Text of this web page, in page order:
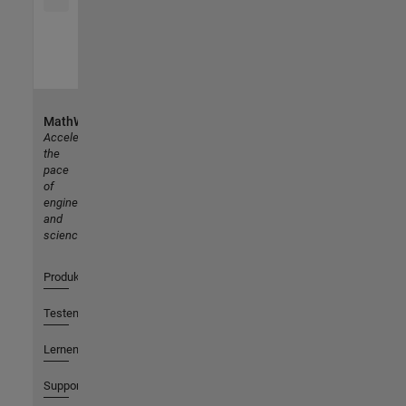
MathWorks
Accelerating
the
pace
of
engineering
and
science
Produkte
Testen oder Kaufen
Lernen
Support